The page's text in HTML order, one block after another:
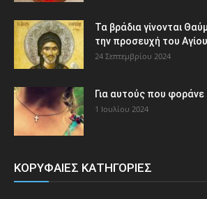
Τα βράδια γίνονται
την προσευχή του
24 Σεπτεμβρίου 2024
Για αυτούς που
1 Ιουλίου 2024
ΚΟΡΥΦΑΙΕΣ ΚΑΤΗΓΟΡΙΕΣ